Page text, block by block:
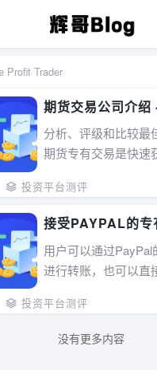
Profit Trader
期货交易公司介
择
分析、评级和比较最
期货专有交易是快速
投资平台测评
接受PAYPAL的专
用户可以通过
进行转账，也可以直
投资平台测评
没有更多内容